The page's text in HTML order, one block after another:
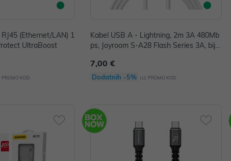
(Ethernet/LAN) 1
UltraBoost
PROMO KOD
Kabel USB A - Lightning, 2m 3A 480Mb
ps, Joyroom S-A28 Flash Series 3A, bijel
7,00 €
Dodatnih -5% uz PROMO KOD